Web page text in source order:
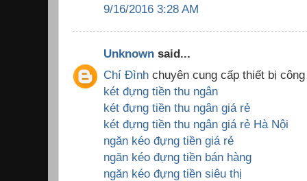
9/16/2016 3:28 AM
Unknown said...
Chí Đình chuyên cung cấp thiết bị
két đựng tiền thu ngân
két đựng tiền thu ngân giá rẻ
két đựng tiền thu ngân giá rẻ Hà Nội
ngăn kéo đựng tiền giá rẻ
ngăn kéo đựng tiền bán hàng
ngăn kéo đựng tiền siêu thị